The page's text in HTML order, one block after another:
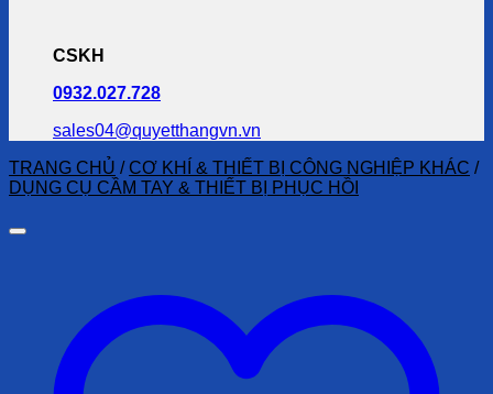
CSKH
0932.027.728
sales04@quyetthangvn.vn
TRANG CHỦ / CƠ KHÍ & THIẾT BỊ CÔNG NGHIỆP KHÁC /
DỤNG CỤ CẦM TAY & THIẾT BỊ PHỤC HỒI